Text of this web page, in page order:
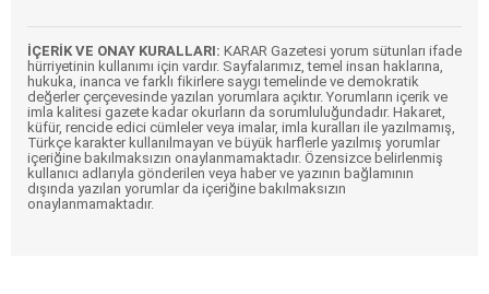
İÇERİK VE ONAY KURALLARI: KARAR Gazetesi yorum sütunları ifade
hürriyetinin kullanımı için vardır. Sayfalarımız, temel insan haklarına,
hukuka, inanca ve farklı fikirlere saygı temelinde ve demokratik
değerler çerçevesinde yazılan yorumlara açıktır. Yorumların içerik ve
imla kalitesi gazete kadar okurların da sorumluluğundadır. Hakaret,
küfür, rencide edici cümleler veya imalar, imla kuralları ile yazılmamış,
Türkçe karakter kullanılmayan ve büyük harflerle yazılmış yorumlar
içeriğine bakılmaksızın onaylanmamaktadır. Özensizce belirlenmiş
kullanıcı adlarıyla gönderilen veya haber ve yazının bağlamının
dışında yazılan yorumlar da içeriğine bakılmaksızın
onaylanmamaktadır.